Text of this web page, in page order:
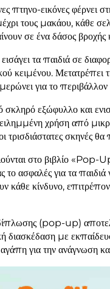
πτηνο-εικόνες φέρνει
τους μακάου, κάθε
σε ένα δάσος
τα παιδιά σε
κειμένου. Μετατρέπει
για το
σκληρό εξώφυλλο και
χρήση από
τρισδιάστατες σκηνές
στο βιβλίο «Pop-
το ασφαλές για τα
κάθε κίνδυνο,
(pop-up)
διασκέδαση με
αγάπη για την ανάγνωση